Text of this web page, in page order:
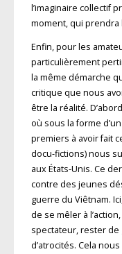
l’imaginaire collectif
moment, qui
Enfin, pour les
particulièrement
la même démarche
critique que nous
être la réalité.
où sous la forme
premiers à avoir fait
docu-fictions) nous
aux États-Unis. Ce
contre des jeunes
guerre du Viêtnam.
de se mêler à
spectateur, rester de
d’atrocités. Cela